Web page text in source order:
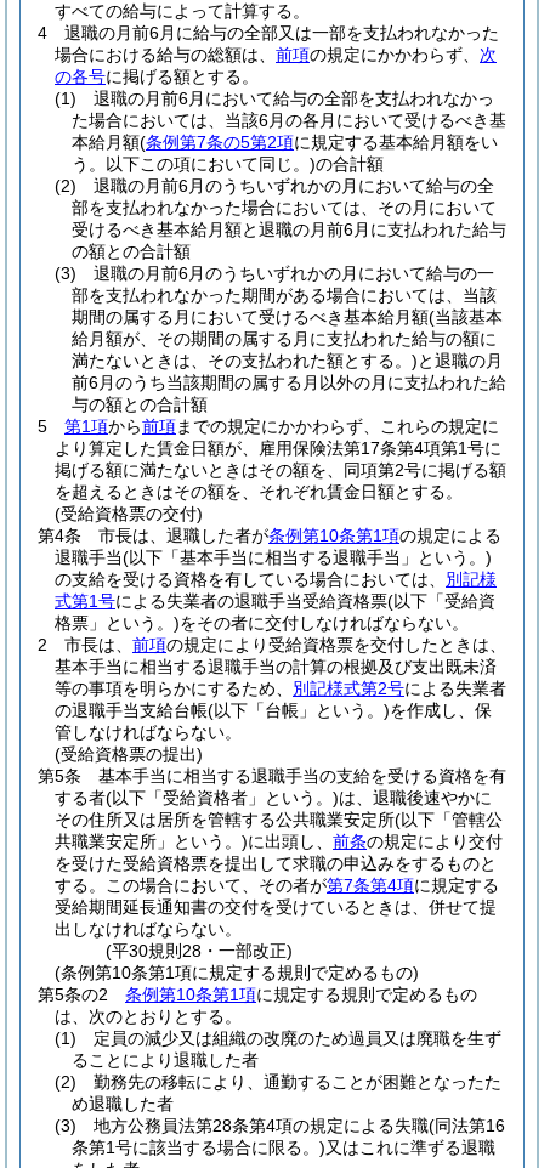
すべての給与によって計算する。
4
退職の月前6月に給与の全部又は一部を支払われなかった
場合における給与の総額は、 前項の規定にかかわらず、 次
の各号に掲げる額とする。
(1)
退職の月前6月において給与の全部を支払われなかっ
た場合においては、当該6月の各月において受けるべき基
本給月額(条例第7条の5第2項に規定する基本給月額をい
う。以下この項において同じ。)の合計額
(2)
退職の月前6月のうちいずれかの月において給与の全
部を支払われなかった場合においては、その月において
受けるべき基本給月額と退職の月前6月に支払われた給与
の額との合計額
(3)
退職の月前6月のうちいずれかの月において給与の一
部を支払われなかった期間がある場合においては、当該
期間の属する月において受けるべき基本給月額(当該基本
給月額が、その期間の属する月に支払われた給与の額に
満たないときは、その支払われた額とする。)と退職の月
前6月のうち当該期間の属する月以外の月に支払われた給
与の額との合計額
5
第1項から前項までの規定にかかわらず、これらの規定に
より算定した賃金日額が、雇用保険法第17条第4項第1号に
掲げる額に満たないときはその額を、同項第2号に掲げる額
を超えるときはその額を、それぞれ賃金日額とする。
(受給資格票の交付)
第4条
市長は、退職した者が条例第10条第1項の規定による
退職手当(以下「基本手当に相当する退職手当」という。)
の支給を受ける資格を有している場合においては、 別記様
式第1号による失業者の退職手当受給資格票(以下「受給資
格票」という。)をその者に交付しなければならない。
2
市長は、 前項の規定により受給資格票を交付したときは、
基本手当に相当する退職手当の計算の根拠及び支出既未済
等の事項を明らかにするため、 別記様式第2号による失業者
の退職手当支給台帳(以下「台帳」という。)を作成し、保
管しなければならない。
(受給資格票の提出)
第5条
基本手当に相当する退職手当の支給を受ける資格を有
する者(以下「受給資格者」という。)は、退職後速やかに
その住所又は居所を管轄する公共職業安定所(以下「管轄公
共職業安定所」という。)に出頭し、 前条の規定により交付
を受けた受給資格票を提出して求職の申込みをするものと
する。
この場合において、その者が第7条第4項に規定する
受給期間延長通知書の交付を受けているときは、併せて提
出しなければならない。
(平30規則28・一部改正)
(条例第10条第1項に規定する規則で定めるもの)
第5条の2
条例第10条第1項に規定する規則で定めるもの
は、次のとおりとする。
(1)
定員の減少又は組織の改廃のため過員又は廃職を生ず
ることにより退職した者
(2)
勤務先の移転により、通勤することが困難となったた
め退職した者
(3)
地方公務員法第28条第4項の規定による失職(同法第16
条第1号に該当する場合に限る。)又はこれに準ずる退職